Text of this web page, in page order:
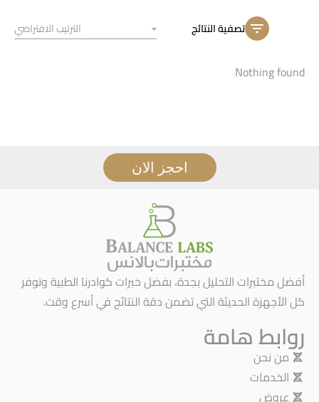
تصفية النتائج
Nothing found
احجز الان
أفضل مختبرات التحليل بجدة، بفضل خبرات كوادرنا الطبية وتوفر
كل الأجهزة الحديثة التي تضمن دقة النتائج في أسرع وقت.
روابط هامة
من نحن
الخدمات
عروض